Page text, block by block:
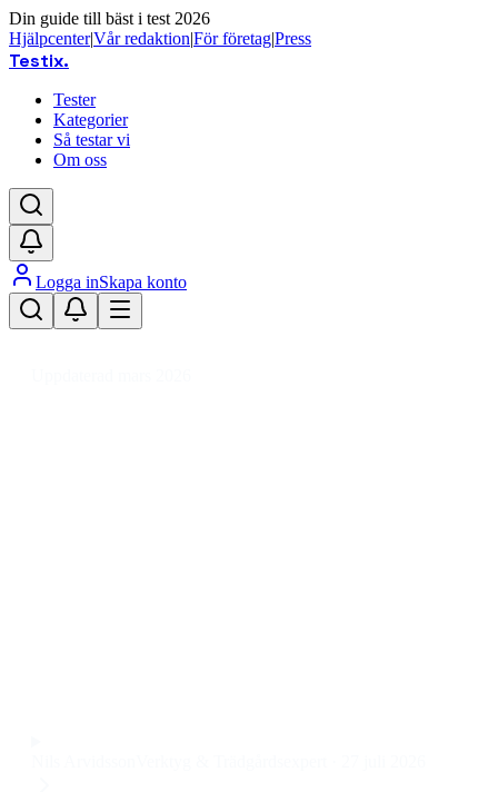
Din guide till bäst i test 2026
Hjälpcenter|Vår redaktion|För företag|Press
Testix.
Tester
Kategorier
Så testar vi
Om oss
Logga inSkapa konto